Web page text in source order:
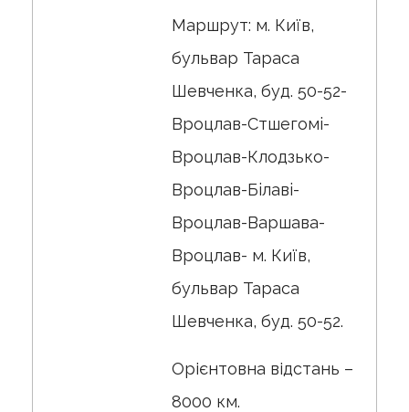
Маршрут: м. Київ,
бульвар Тараса
Шевченка, буд. 50-52-
Вроцлав-Стшегомi-
Вроцлав-Клодзько-
Вроцлав-Бiлавi-
Вроцлав-Варшава-
Вроцлав- м. Київ,
бульвар Тараса
Шевченка, буд. 50-52.
Орієнтовна відстань –
8000 км.